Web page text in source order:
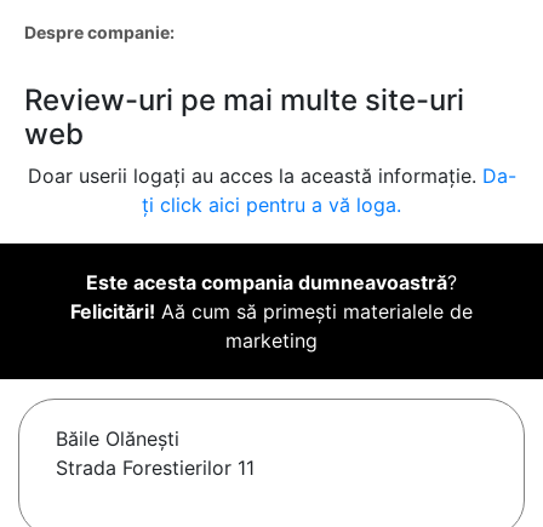
Despre companie:
Review-uri pe mai multe site-uri
web
Doar userii logați au acces la această informație. Da-
ți click aici pentru a vă loga.
Este acesta compania dumneavoastră?
Felicitări! Aă cum să primești materialele de
marketing
Băile Olăneşti
Strada Forestierilor 11